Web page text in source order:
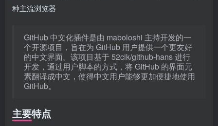
GitHub 中文化插件是由 maboloshi 主持开发的一
个开源项目，旨在为 GitHub 用户提供一个更友好
的中文界面。该项目基于 52cik/github-hans 进行
开发，通过用户脚本的方式，将 GitHub 的界面元
素翻译成中文，使得中文用户能够更加便捷地使用
GitHub。
主要特点